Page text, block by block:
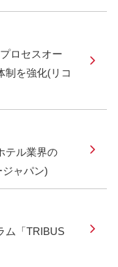
ロセスオー
制を強化(リコ
テル業界の
ャパン)
ム「TRIBUS